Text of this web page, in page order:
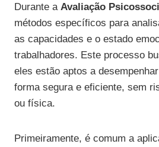
Durante a Avaliação
métodos específicos para
as capacidades e o estado
trabalhadores. Este processo
eles estão aptos a
forma segura e eficiente, sem
ou física.
Primeiramente, é comum a